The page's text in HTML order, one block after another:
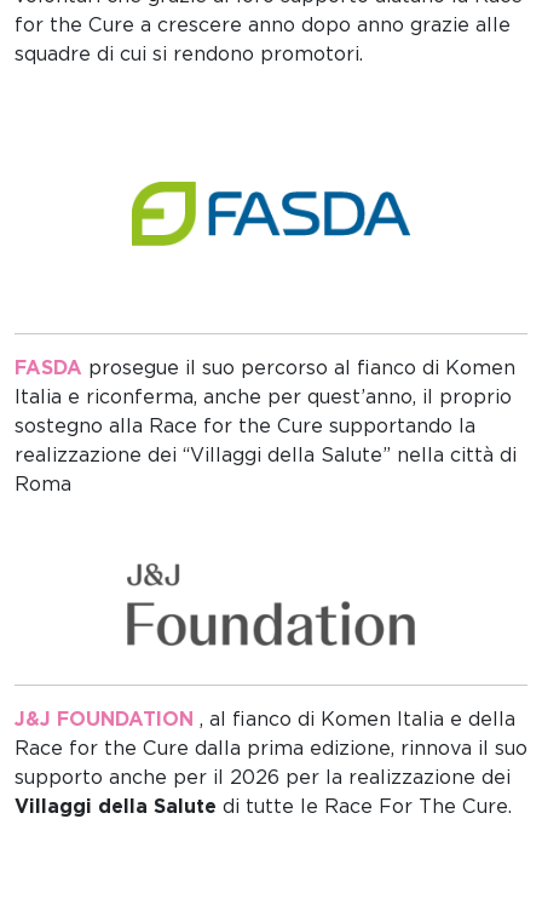
for the Cure a crescere anno dopo anno grazie alle
squadre di cui si rendono promotori.
FASDA prosegue il suo percorso al fianco di Komen
Italia e riconferma, anche per quest’anno, il proprio
sostegno alla Race for the Cure supportando la
realizzazione dei “Villaggi della Salute” nella città di
Roma
J&J FOUNDATION , al fianco di Komen Italia e della
Race for the Cure dalla prima edizione, rinnova il suo
supporto anche per il 2026 per la realizzazione dei
Villaggi della Salute di tutte le Race For The Cure.